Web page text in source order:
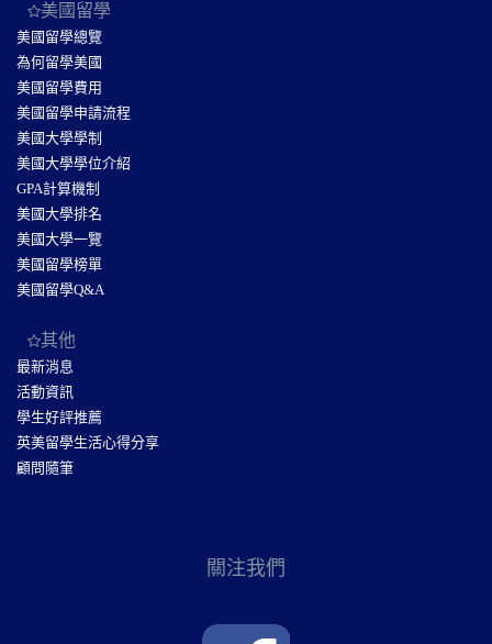
美國留學
美國留學總覽
為何留學美國
美國留學費用
美國留學申請流程
美國大學學制
美國大學學位介紹
GPA計算機制
美國大學排名
美國大學一覽
美國留學榜單
美國留學Q&A
其他
最新消息
活動資訊
學生好評推薦
英美留學生活心得分享
顧問隨筆
關注我們